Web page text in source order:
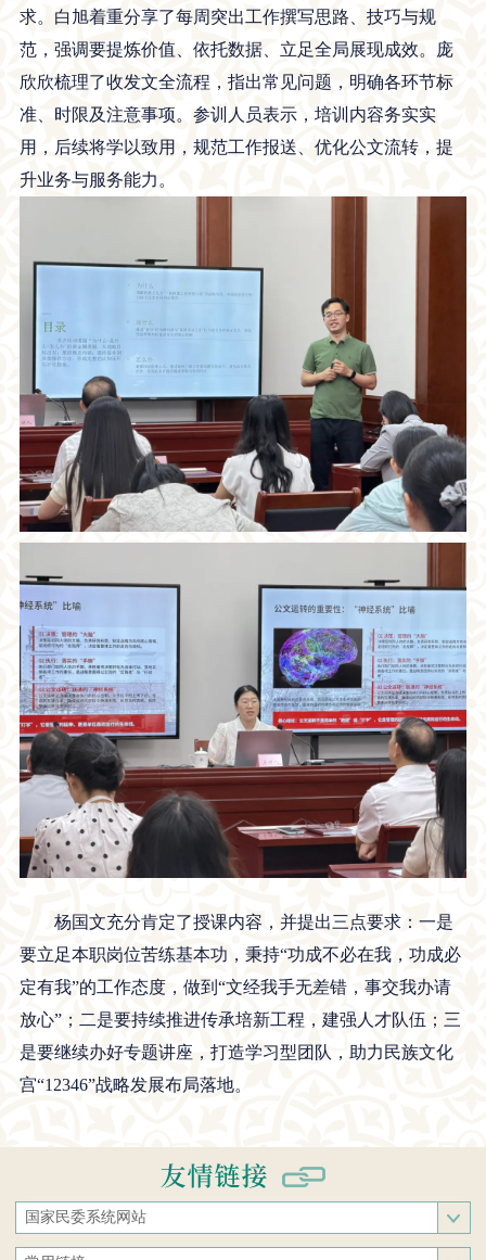
求。白旭着重分享了每周突出工作撰写思路、技巧与规
范，强调要提炼价值、依托数据、立足全局展现成效。庞
欣欣梳理了收发文全流程，指出常见问题，明确各环节标
准、时限及注意事项。参训人员表示，培训内容务实实
用，后续将学以致用，规范工作报送、优化公文流转，提
升业务与服务能力。
杨国文充分肯定了授课内容，并提出三点要求：一是
要立足本职岗位苦练基本功，秉持“功成不必在我，功成必
定有我”的工作态度，做到“文经我手无差错，事交我办请
放心”；二是要持续推进传承培新工程，建强人才队伍；三
是要继续办好专题讲座，打造学习型团队，助力民族文化
宫“12346”战略发展布局落地。
国家民委系统网站
国家民族事务委员会